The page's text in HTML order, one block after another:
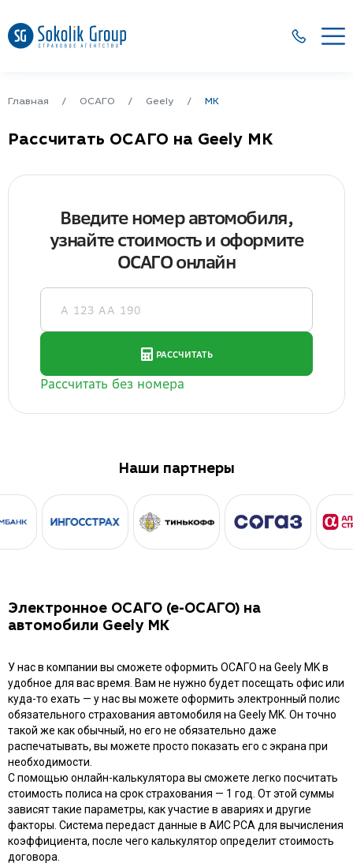
Главная ОСАГО Geely MK
Рассчитать ОСАГО на Geely MK
Наши партнеры
Электронное ОСАГО (е-ОСАГО) на
автомобили Geely MK
У нас в компании вы сможете оформить ОСАГО на Geely MK в
удобное для вас время. Вам не нужно будет посещать офис или
куда-то ехать — у нас вы можете оформить электронный полис
обязательного страхования автомобиля на Geely MK. Он точно
такой же как обычный, но его не обязательно даже
распечатывать, вы можете просто показать его с экрана при
необходимости.
С помощью онлайн-калькулятора вы сможете легко посчитать
стоимость полиса на срок страхования — 1 год. От этой суммы
зависят такие параметры, как участие в авариях и другие
факторы. Система передаст данные в АИС РСА для вычисления
коэффициента, после чего калькулятор определит стоимость
договора.